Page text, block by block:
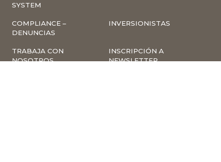
SYSTEM
COMPLIANCE –
DENUNCIAS
INVERSIONISTAS
TRABAJA CON
NOSOTROS
INSCRIPCIÓN A
NEWSLETTER